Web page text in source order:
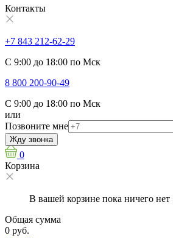
Контакты
+7 843 212-62-29
С 9:00 до 18:00 по Мск
8 800 200-90-49
С 9:00 до 18:00 по Мск
или
Позвоните мне
Жду звонка
0
Корзина
В вашей корзине пока ничего нет
Общая сумма
0 руб.